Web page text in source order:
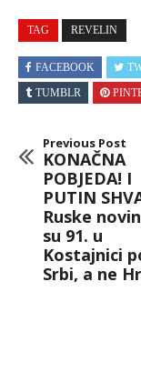
TAG REVELIN
FACEBOOK
TUMBLR
Previous Post
KONAČNA
POBJEDA! I
PUTIN
Ruske
su 91. u
Kostajnici
Srbi, a ne